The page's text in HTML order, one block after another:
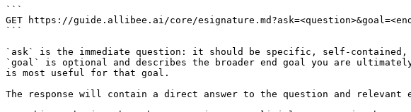
```
GET https://guide.allibee.ai/core/
```
`ask` is the immediate question: it should be specific, self-contained,
`goal` is optional and describes the broader end goal you are
is most useful for that goal.
The response will contain a direct answer to the question and relevant